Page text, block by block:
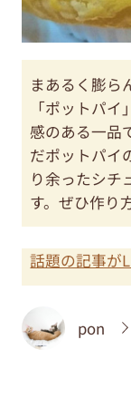
まあるく膨ら
「ポットパ
感のある一品
だポットパイ
り余ったシチ
す。ぜひ作り
話題の記事が
pon